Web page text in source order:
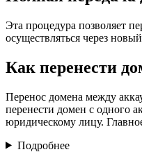
Эта процедура позволяет
осуществляться через
Как перенести
Перенос домена между
перенести домен с одного
юридическому лицу.
Подробнее